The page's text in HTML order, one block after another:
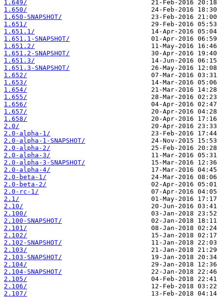
1.649/
1.650/
1.650-SNAPSHOT/
1.651/
1.651.1/
1.651.1-SNAPSHOT/
1.651.2/
1.651.2-SNAPSHOT/
1.651.3/
1.651.3-SNAPSHOT/
1.652/
1.653/
1.654/
1.655/
1.656/
1.657/
1.658/
2.0/
2.0-alpha-1/
2.0-alpha-1-SNAPSHOT/
2.0-alpha-2/
2.0-alpha-3/
2.0-alpha-3-SNAPSHOT/
2.0-alpha-4/
2.0-beta-1/
2.0-beta-2/
2.0-rc-1/
2.1/
2.10/
2.100/
2.100-SNAPSHOT/
2.101/
2.102/
2.102-SNAPSHOT/
2.103/
2.103-SNAPSHOT/
2.104/
2.104-SNAPSHOT/
2.105/
2.106/
2.107/